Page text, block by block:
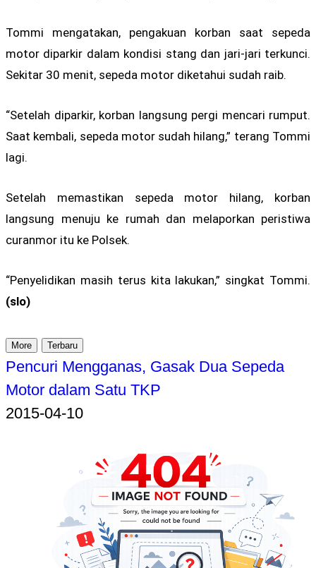
Tommi mengatakan, pengakuan korban saat sepeda
motor diparkir dalam kondisi stang dan jari-jari terkunci.
Sekitar 30 menit, sepeda motor diketahui sudah raib.
“Setelah diparkir, korban langsung pergi mencari rumput.
Saat kembali, sepeda motor sudah hilang,” terang Tommi
lagi.
Setelah memastikan sepeda motor hilang, korban
langsung menuju ke rumah dan melaporkan peristiwa
curanmor itu ke Polsek.
“Penyelidikan masih terus kita lakukan,” singkat Tommi.
(slo)
More Terbaru
Pencuri Mengganas, Gasak Dua Sepeda
Motor dalam Satu TKP
2015-04-10